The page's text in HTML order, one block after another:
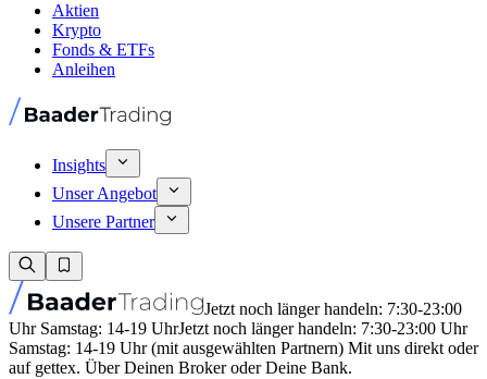
Aktien
Krypto
Fonds & ETFs
Anleihen
Insights
Unser Angebot
Unsere Partner
Jetzt noch länger handeln: 7:30-23:00
Uhr Samstag: 14-19 UhrJetzt noch länger handeln: 7:30-23:00 Uhr
Samstag: 14-19 Uhr (mit ausgewählten Partnern) Mit uns direkt oder
auf gettex. Über Deinen Broker oder Deine Bank.